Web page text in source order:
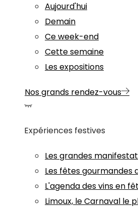
Aujourd'hui
Demain
Ce week-end
Cette semaine
Les expositions
Nos grands rendez-vous
Expériences festives
Les grandes
Les fêtes gourmandes
L'agenda des vins en
Limoux, le Carnaval le